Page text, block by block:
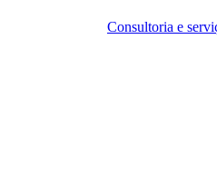
Consultoria e